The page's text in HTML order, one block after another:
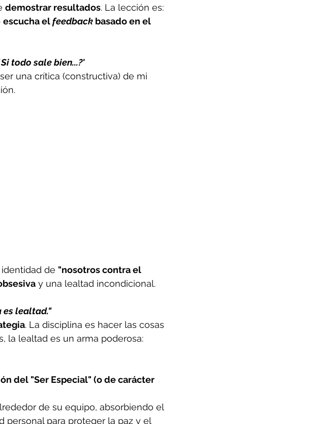
demostrar resultados. La lección es:
escucha el feedback basado en el
todo sale bien...?'
ser una crítica (constructiva) de mi
de "nosotros contra el
y una lealtad incondicional.
es lealtad."
. La disciplina es hacer las cosas
la lealtad es un arma poderosa:
del "Ser Especial" (o de carácter
de su equipo, absorbiendo el
personal para proteger la paz y el